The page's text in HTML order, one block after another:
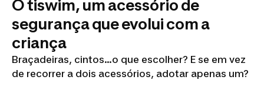
O tiswim, um acessório de
segurança que evolui com a
criança
Braçadeiras, cintos...o que escolher? E se em vez
de recorrer a dois acessórios, adotar apenas um?